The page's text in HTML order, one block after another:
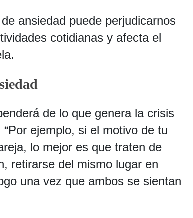
ansiedad puede perjudicarnos
cotidianas y afecta el
de lo que genera la crisis
ejemplo, si el motivo de tu
lo mejor es que traten de
retirarse del mismo lugar en
una vez que ambos se sientan